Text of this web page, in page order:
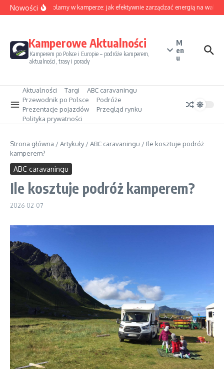
Przejdź do treści
NowościSezon solarny w kamperze: jak efektywnie zarządzać energią na
Kamperowe Aktualności
Kamperem po Polsce i Europie – podróże kamperem,
aktualności, trasy i porady
M
en
u
Aktualności Targi
ABC caravaningu
Przewodnik po Polsce
Podróże
Prezentacje pojazdów
Przegląd rynku
Polityka prywatności
Strona główna /Artykuły/ABC caravaningu / Ile kosztuje podróż
kamperem?
ABC caravaningu
Ile kosztuje podróż kamperem?
2026-02-07